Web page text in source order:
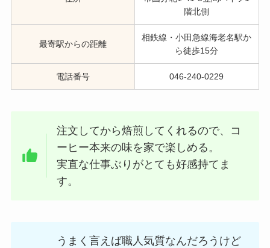
階北側
最寄駅からの距離
相鉄線・小田急線海老名駅か
ら徒歩15分
電話番号 046-240-0229
注文してから焙煎してくれるので、コ
ーヒー本来の味を家で楽しめる。
実直な仕事ぶりがとても好感持てま
す。
うまく言えば職人気質なんだろうけど